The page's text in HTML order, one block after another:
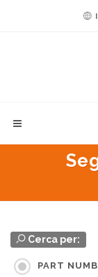
Cerca per:
PART